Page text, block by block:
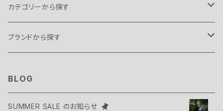
カテゴリーから探す
テント・タープ
タープ
寝袋
ブランドから探す
BLOG
SUMMER SALE のお知らせ